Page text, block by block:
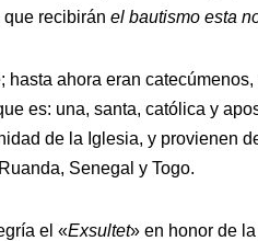
recibirán el bautismo esta
ahora eran
es: una, santa, católica y
de la Iglesia, y provienen
Senegal y Togo.
el «Exsultet» en honor de la